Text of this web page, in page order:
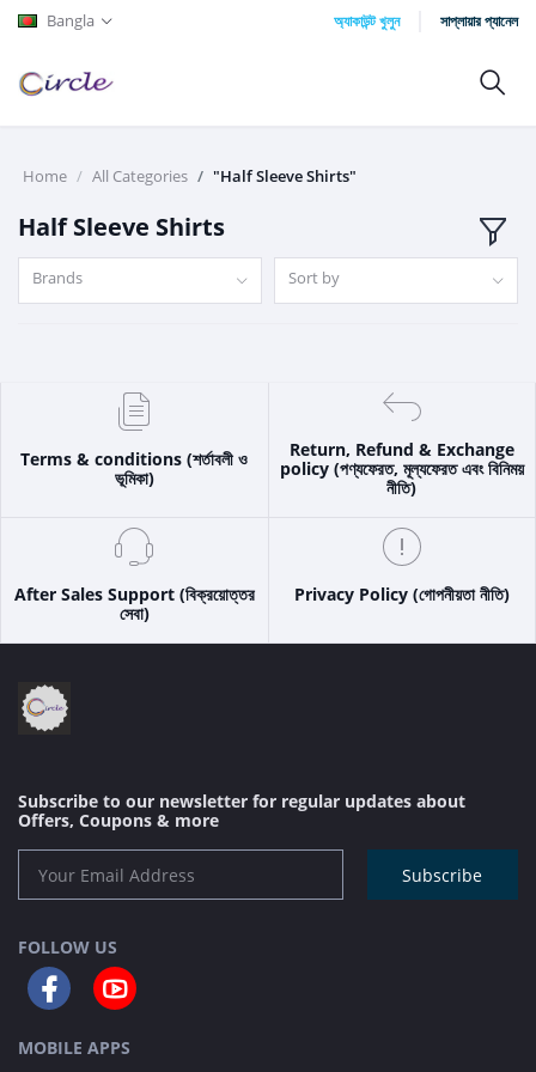
Bangla অ্যাকাউন্ট খুলুন সাপ্লায়ার প্যানেল
Home All Categories "Half Sleeve Shirts"
Half Sleeve Shirts
Brands Sort by
Terms & conditions (শর্তাবলী ও
ভূমিকা)
Return, Refund & Exchange
policy (পণ্যফেরত, মূল্যফেরত এবং বিনিময়
নীতি)
After Sales Support (বিক্রয়োত্তর
সেবা)
Privacy Policy (গোপনীয়তা নীতি)
Subscribe to our newsletter for regular updates about
Offers, Coupons & more
Subscribe
FOLLOW US
MOBILE APPS